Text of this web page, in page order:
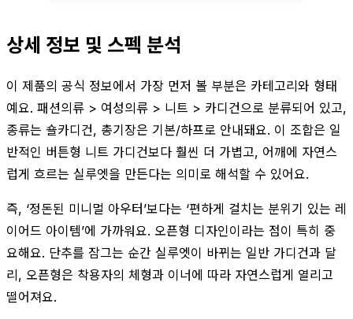
상세 정보 및 스펙 분석
이 제품의 공식 정보에서 가장 먼저 볼 부분은 카테고리와 형태
예요. 패션의류 > 여성의류 > 니트 > 카디건으로 분류되어 있고,
종류는 숄카디건, 총기장은 기본/하프로 안내돼요. 이 조합은 일
반적인 버튼형 니트 가디건보다 훨씬 더 가볍고, 어깨에 자연스
럽게 흐르는 실루엣을 만든다는 의미로 해석할 수 있어요.
즉, ‘정돈된 미니멀 아우터’보다는 ‘편하게 걸치는 분위기 있는 레
이어드 아이템’에 가까워요. 오픈형 디자인이라는 점이 특히 중
요해요. 단추를 잠그는 순간 실루엣이 바뀌는 일반 가디건과 달
리, 오픈형은 착용자의 체형과 이너에 따라 자연스럽게 열리고
떨어져요.